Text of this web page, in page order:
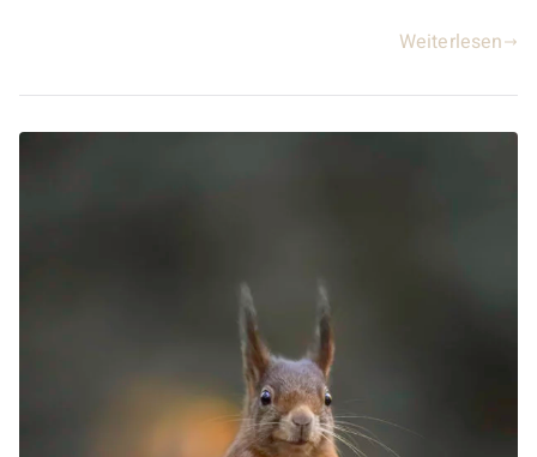
Weiterlesen